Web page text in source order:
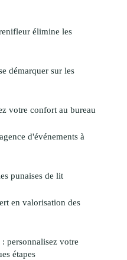
élimine les
démarquer sur les
votre confort au bureau
d'événements à
punaises de lit
en valorisation des
personnalisez votre
étapes